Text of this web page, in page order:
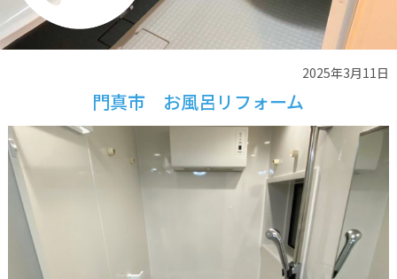
2025年3月11日
門真市 お風呂リフォーム